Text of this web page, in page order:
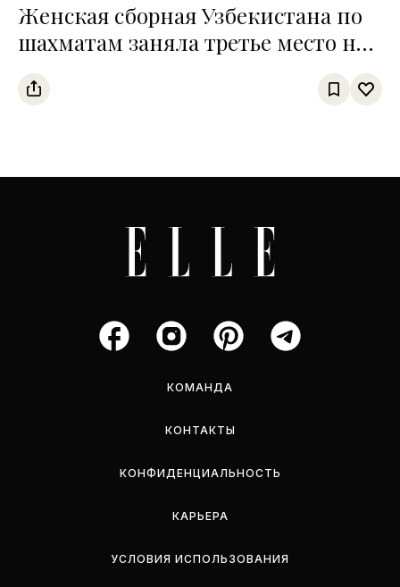
Женская сборная Узбекистана по
шахматам заняла третье место на
чемпионате среди тюркских
государств
КОМАНДА
КОНТАКТЫ
КОНФИДЕНЦИАЛЬНОСТЬ
КАРЬЕРА
УСЛОВИЯ ИСПОЛЬЗОВАНИЯ